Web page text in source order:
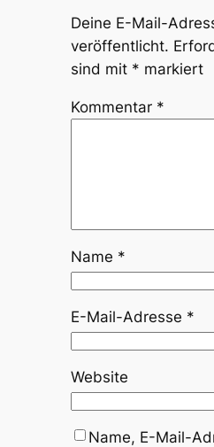
Deine E-Mail-
veröffentlicht.
sind mit * markiert
Kommentar *
Name *
E-Mail-Adresse *
Website
Name, E-Mail-